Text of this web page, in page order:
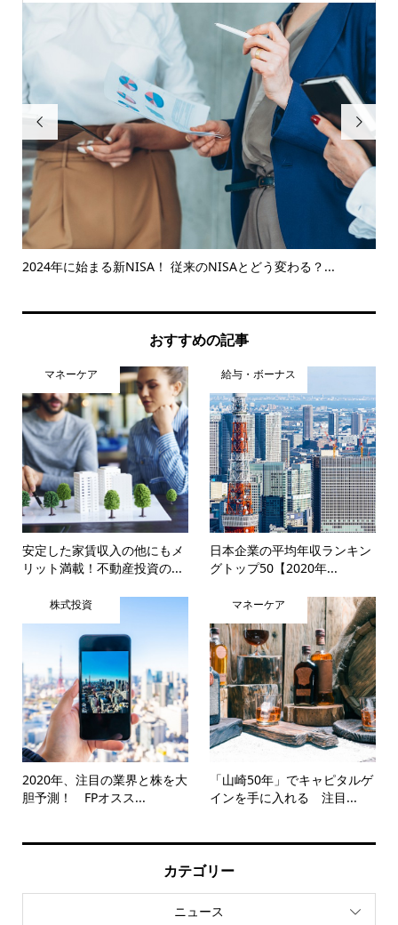

2024年に始まる新NISA！ 従来のNISAとどう変わる？...

おすすめの記事
マネーケア
安定した家賃収入の他にもメ
リット満載！不動産投資の...
給与・ボーナス
日本企業の平均年収ランキン
グトップ50【2020年...
株式投資
2020年、注目の業界と株を大
胆予測！ FPオスス...
マネーケア
「山崎50年」でキャピタルゲ
インを手に入れる 注目...
カテゴリー
ニュース